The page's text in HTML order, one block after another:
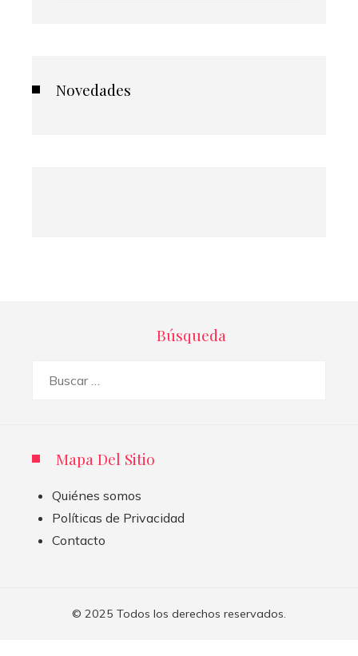
Novedades
Búsqueda
Mapa Del Sitio
Quiénes somos
Políticas de Privacidad
Contacto
© 2025 Todos los derechos reservados.